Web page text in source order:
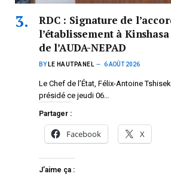
RDC : Signature de
l’établissement à
de l’AUDA-NEPAD
BY LE HAUTPANEL 6 AOÛT 2026
Le Chef de l’État, Félix-Antoine
présidé ce jeudi 06…
Partager :
Facebook X
J’aime ça :